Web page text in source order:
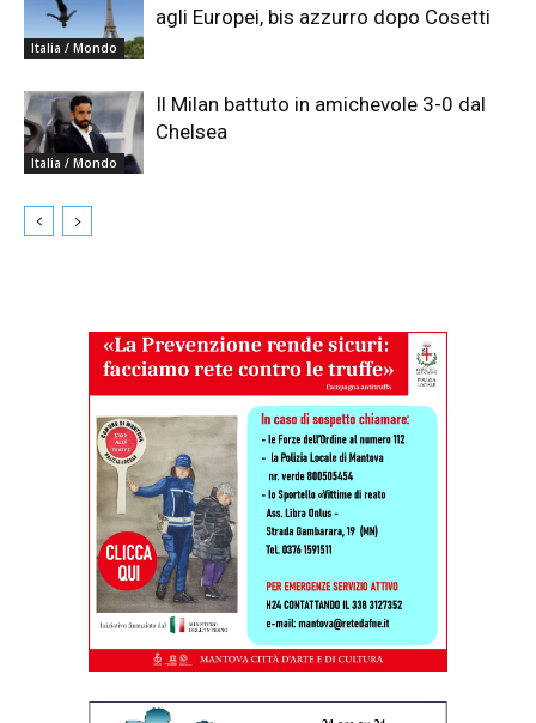
Italia / Mondo
agli Europei, bis azzurro dopo Cosetti
Italia / Mondo
Il Milan battuto in amichevole 3-0 dal
Chelsea